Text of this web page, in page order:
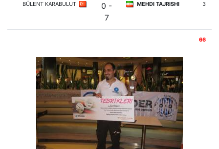
BÜLENT KARABULUT
0 -
7
MEHDI TAJRISHI 3
66